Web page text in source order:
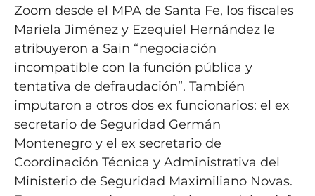
Zoom desde el MPA de Santa Fe, los fiscales
Mariela Jiménez y Ezequiel Hernández le
atribuyeron a Sain “negociación
incompatible con la función pública y
tentativa de defraudación”. También
imputaron a otros dos ex funcionarios: el ex
secretario de Seguridad Germán
Montenegro y el ex secretario de
Coordinación Técnica y Administrativa del
Ministerio de Seguridad Maximiliano Novas.